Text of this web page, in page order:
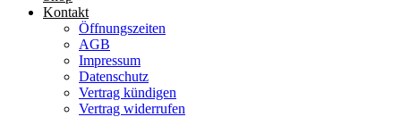
Kontakt
Öffnungszeiten
AGB
Impressum
Datenschutz
Vertrag kündigen
Vertrag widerrufen